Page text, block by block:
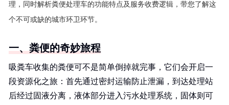
理，同时解析粪便处理车的功能特点及服务收费逻辑，带您了解这
个不可或缺的城市环卫环节。
一、粪便的奇妙旅程
吸粪车收集的粪便可不是简单倒掉就完事，它们会开启一
段资源化之旅：首先通过密封运输防止泄漏，到达处理站
后经过固液分离，液体部分进入污水处理系统，固体则可